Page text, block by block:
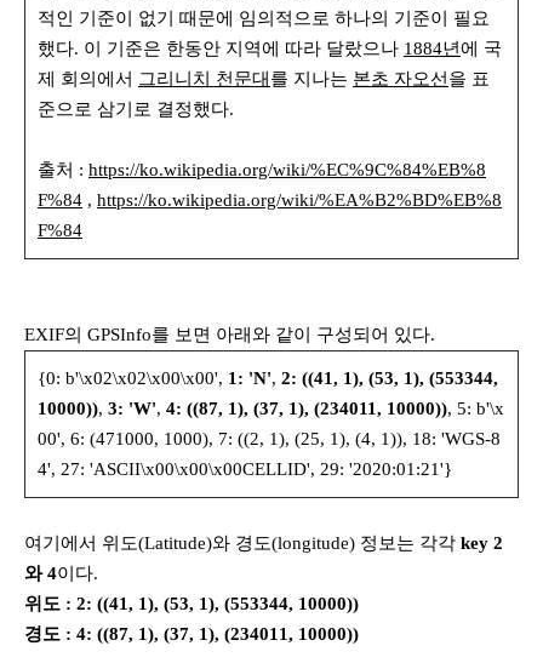
적인 기준이 없기 때문에 임의적으로 하나의 기준이 필요
했다. 이 기준은 한동안 지역에 따라 달랐으나 1884년에 국
제 회의에서 그리니치 천문대 를 지나는 본초 자오선 을 표
준으로 삼기로 결정했다.
출처 : https://ko.wikipedia.org/wiki/%EC%9C%84%EB%8
F%84 , https://ko.wikipedia.org/wiki/%EA%B2%BD%EB%8
F%84
EXIF의 GPSInfo를 보면 아래와 같이 구성되어 있다.
{0: b'\x02\x02\x00\x00', 1: 'N', 2: ((41, 1), (53, 1), (553344,
10000)), 3: 'W', 4: ((87, 1), (37, 1), (234011, 10000)), 5: b'\x
00', 6: (471000, 1000), 7: ((2, 1), (25, 1), (4, 1)), 18: 'WGS-8
4', 27: 'ASCII\x00\x00\x00CELLID', 29: '2020:01:21'}
여기에서 위도(Latitude)와 경도(longitude) 정보는 각각 key 2
와 4이다.
위도 : 2: ((41, 1), (53, 1), (553344, 10000))
경도 : 4: ((87, 1), (37, 1), (234011, 10000))